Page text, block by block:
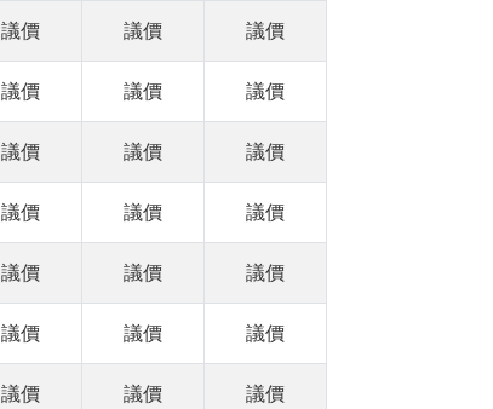
議價 議價 議價
議價 議價 議價
議價 議價 議價
議價 議價 議價
議價 議價 議價
議價 議價 議價
議價 議價 議價